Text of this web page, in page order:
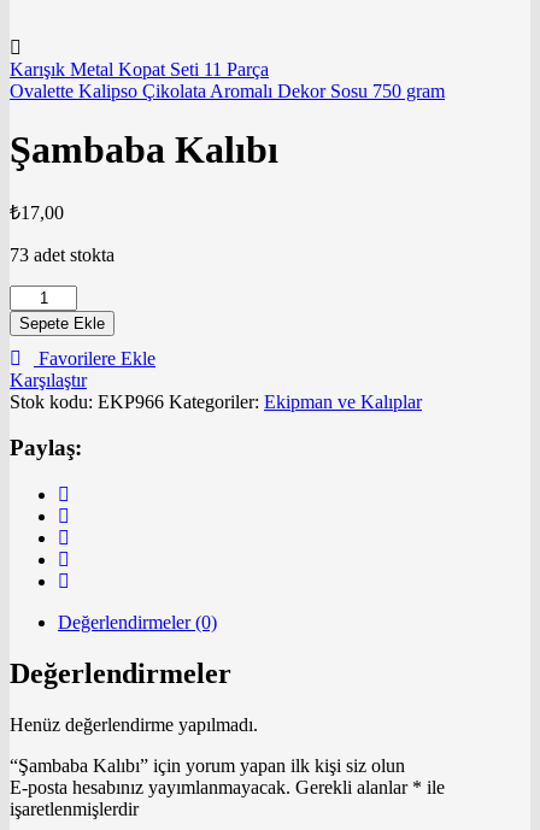
Karışık Metal Kopat Seti 11 Parça
Ovalette Kalipso Çikolata Aromalı Dekor Sosu 750 gram
Şambaba Kalıbı
₺17,00
73 adet stokta
Şambaba
Kalıbı
adet
Sepete Ekle
Favorilere Ekle
Karşılaştır
Stok kodu: EKP966 Kategoriler: Ekipman ve Kalıplar
Paylaş:
Değerlendirmeler (0)
Değerlendirmeler
Henüz değerlendirme yapılmadı.
“Şambaba Kalıbı” için yorum yapan ilk kişi siz olun
E-posta hesabınız yayımlanmayacak. Gerekli alanlar * ile
işaretlenmişlerdir